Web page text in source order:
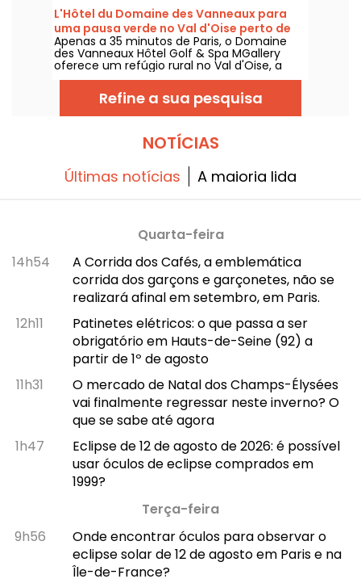
passar uma noite (ou mais, se preferir)
numa das suas suites flutuantes perto de La
Ferté-sous-Jouarre.
L'Hôtel du Domaine des Vanneaux para
uma pausa verde no Val d'Oise perto de
l'Isle Adam-95
Apenas a 35 minutos de Paris, o Domaine
des Vanneaux Hôtel Golf & Spa MGallery
oferece um refúgio rural no Val d'Oise, a
dois passos de L'Isle-Adam. Situado no
coração de um campo de golfe verdejante,
este estabelecimento de 4 estrelas oferece
uma estadia que combina bem-estar,
para um fim de semana relaxante a dois ou
para uma pausa em família.
Refine a sua pesquisa
NOTÍCIAS
Últimas notícias A maioria lida
Quarta-feira
14h54
A Corrida dos Cafés, a emblemática
corrida dos garçons e garçonetes, não se
realizará afinal em setembro, em Paris.
12h11
Patinetes elétricos: o que passa a ser
obrigatório em Hauts-de-Seine (92) a
partir de 1º de agosto
11h31
O mercado de Natal dos Champs-Élysées
vai finalmente regressar neste inverno? O
que se sabe até agora
1h47
Eclipse de 12 de agosto de 2026: é possível
usar óculos de eclipse comprados em
1999?
Terça-feira
9h56
Onde encontrar óculos para observar o
eclipse solar de 12 de agosto em Paris e na
Île-de-France?